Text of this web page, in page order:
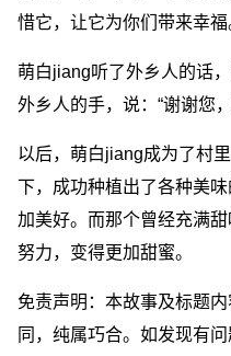
惜它，让它为你们带来幸福
萌白jiang听了外乡人的话
外乡人的手，说：“谢谢您
以后，萌白jiang成为了村
下，成功种植出了各种美
加美好。而那个曾经充满
努力，变得更加甜蜜。
免责声明：本故事及标题
同，纯属巧合。如发现有问